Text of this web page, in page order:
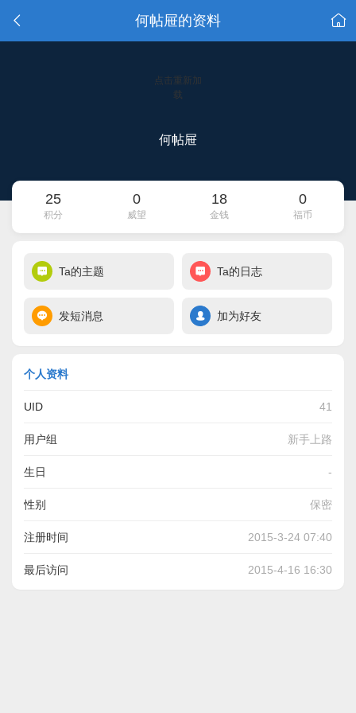
何帖屉的资料
点击重新加
载
何帖屉
25
积分
0
威望
18
金钱
0
福币
Ta的主题 Ta的日志
发短消息 加为好友
个人资料
UID 41
用户组 新手上路
生日 -
性别 保密
注册时间 2015-3-24 07:40
最后访问 2015-4-16 16:30